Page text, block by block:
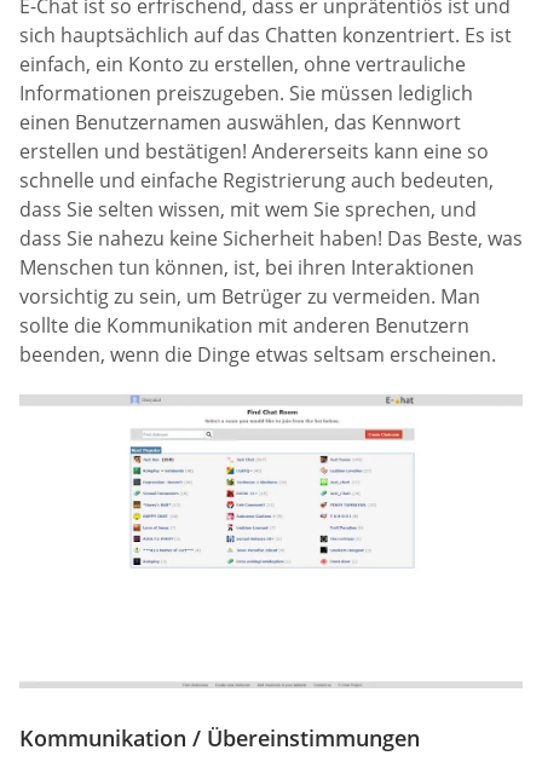
E-Chat ist so erfrischend, dass er unprätentiös ist und
sich hauptsächlich auf das Chatten konzentriert. Es ist
einfach, ein Konto zu erstellen, ohne vertrauliche
Informationen preiszugeben. Sie müssen lediglich
einen Benutzernamen auswählen, das Kennwort
erstellen und bestätigen! Andererseits kann eine so
schnelle und einfache Registrierung auch bedeuten,
dass Sie selten wissen, mit wem Sie sprechen, und
dass Sie nahezu keine Sicherheit haben! Das Beste, was
Menschen tun können, ist, bei ihren Interaktionen
vorsichtig zu sein, um Betrüger zu vermeiden. Man
sollte die Kommunikation mit anderen Benutzern
beenden, wenn die Dinge etwas seltsam erscheinen.
Kommunikation / Übereinstimmungen